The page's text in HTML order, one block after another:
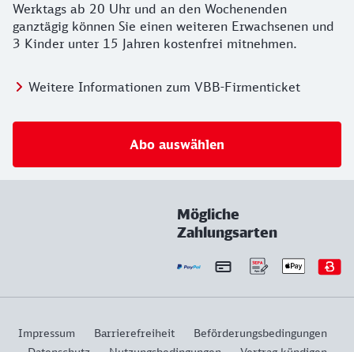
Werktags ab 20 Uhr und an den Wochenenden
ganztägig können Sie einen weiteren Erwachsenen und
3 Kinder unter 15 Jahren kostenfrei mitnehmen.
Weitere Informationen zum VBB-Firmenticket
Abo auswählen
Mögliche
Zahlungsarten
Impressum Barrierefreiheit
Beförderungsbedingungen